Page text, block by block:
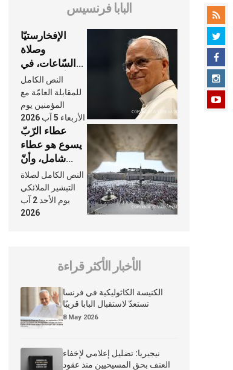
البابا فرنسيس
الإفخارستيّا
وصلاة
السّاعات، في
كلّ أسبوع وكلّ
يوم، هما النَّفَس
في حياة
الكنيسة
النص الكامل
للمقابلة العامّة مع
المؤمنين يوم
الأربعاء 5 آب 2026
عطاء الرّبّ
يسوع هو عطاء
شامل، وأنّ
عنايته بنا لا
تغيب عنّا أبدًا
النص الكامل لصلاة
التبشير الملائكي
يوم الأحد 2 آب
2026
الأخبار الأكثر قراءة
الكنيسة الكاثوليكية في فرنسا
تستعدّ لاستقبال البابا قريبًا
8 May 2026
نيجيريا: تضليل إعلامي لإخفاء
العنف بحق المسيحيين منذ عقود